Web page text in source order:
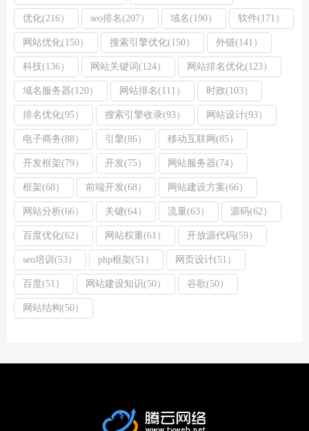
优化(216） seo排名(207） 域名(190） 软件(171）
网站优化(150） 搜索引擎优化(150） 外链(141）
科技(136） 网站关键词(124） 网站排名优化(123）
域名服务器(120） 网站排名(111） 时政(103）
排名优化(95） 搜索引擎收录(93） 网站设计(93）
电子商务(88） 引擎(86） 移动互联网(85）
开发框架(79） 开发(75） 网站服务器(74）
框架(68） 前端开发(68） 网站建设方案(66）
网站分析(66） 关键(64） 流量(63） 源码(62）
百度优化(62） 网站权重(61） 开放源代码(59）
seo培训(53） php框架(51） 网页设计(51）
百度(51） 网站建设知识(50） 谷歌(50）
网站结构(50）